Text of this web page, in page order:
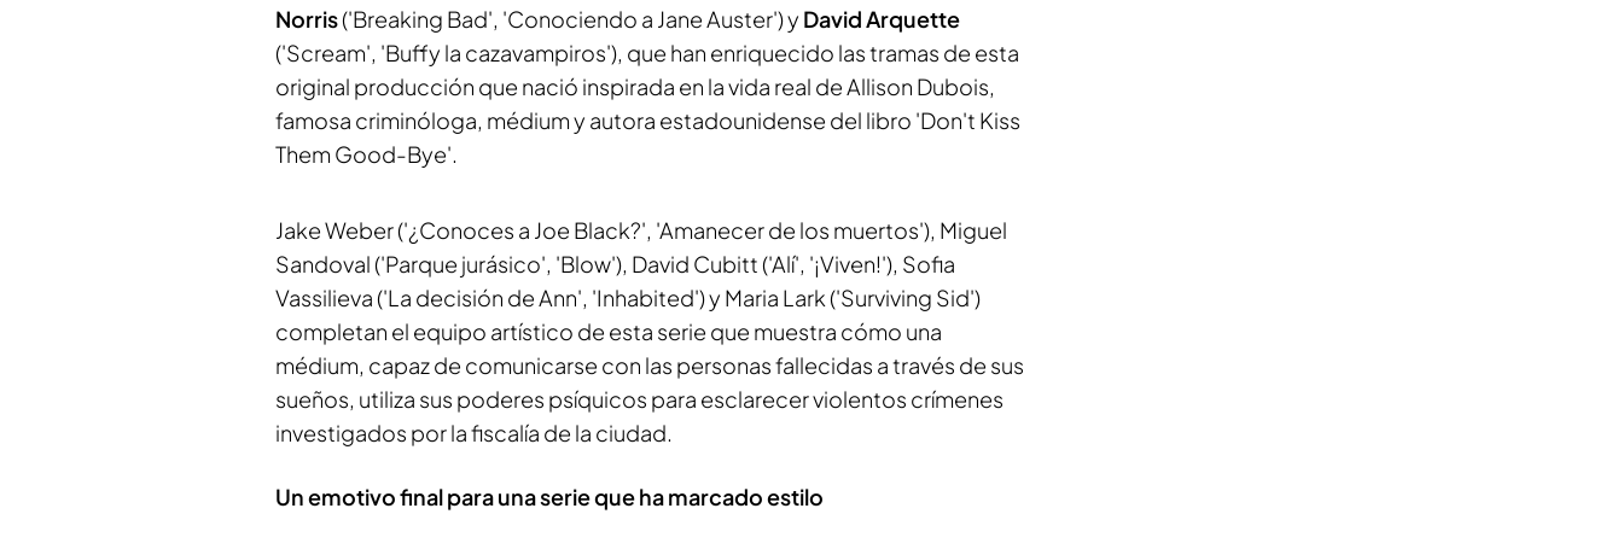
Norris('Breaking Bad', 'Conociendo a Jane Auster') y David Arquette
('Scream', 'Buffy la cazavampiros'), que han enriquecido las tramas de esta
original producción que nació inspirada en la vida real de Allison Dubois,
famosa criminóloga, médium y autora estadounidense del libro 'Don't Kiss
Them Good-Bye'.
Jake Weber ('¿Conoces a Joe Black?', 'Amanecer de los muertos'), Miguel
Sandoval ('Parque jurásico', 'Blow'), David Cubitt ('Alí', '¡Viven!'), Sofia
Vassilieva ('La decisión de Ann', 'Inhabited') y Maria Lark ('Surviving Sid')
completan el equipo artístico de esta serie que muestra cómo una
médium, capaz de comunicarse con las personas fallecidas a través de sus
sueños, utiliza sus poderes psíquicos para esclarecer violentos crímenes
investigados por la fiscalía de la ciudad.
Un emotivo final para una serie que ha marcado estilo